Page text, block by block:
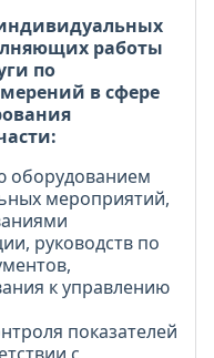
работы
по
в сфере
оборудованием
мероприятий,
руководств по
к управлению
показателей